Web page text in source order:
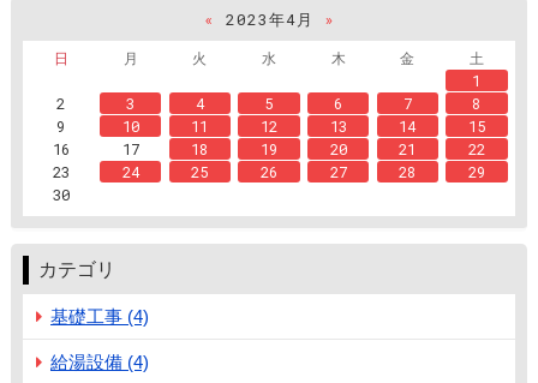
« 2023年4月
»
日
月 火 水 木 金
土
1
2
3 4 5 6 7
8
9
10 11 12 13 14
15
16
17 18 19 20 21
22
23
24 25 26 27 28
29
30
カテゴリ
基礎工事 (4)
給湯設備 (4)